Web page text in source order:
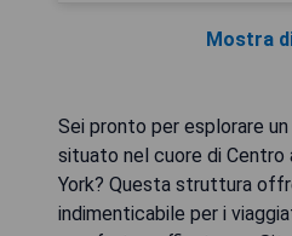
Mostra
Sei pronto per esplorare
situato nel cuore di Centro
York? Questa struttura
indimenticabile per i